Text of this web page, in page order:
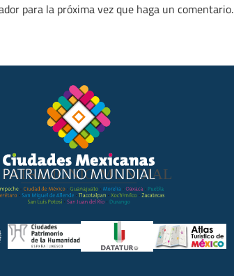
para la próxima vez que haga un comentario.